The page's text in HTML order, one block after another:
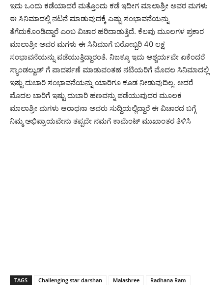
ಇದು ಒಂದು ಕಡೆಯಾದರೆ ಮತ್ತೊಂದು ಕಡೆ ಇದೀಗ ಮಾಲಾಶ್ರೀ ಅವರ ಮಗಳು
ಈ ಸಿನಿಮಾದಲ್ಲಿ ನಟನೆ ಮಾಡುವುದಕ್ಕೆ ಎಷ್ಟು ಸಂಭಾವನೆಯನ್ನು
ತೆಗೆದುಕೊಂಡಿದ್ದಾರೆ ಎಂಬ ವಿಚಾರ ಹರಿದಾಡುತ್ತಿದೆ. ಕೆಲವು ಮೂಲಗಳ ಪ್ರಕಾರ
ಮಾಲಾಶ್ರೀ ಅವರ ಮಗಳು ಈ ಸಿನಿಮಾಗೆ ಬರೋಬ್ಬರಿ 40 ಲಕ್ಷ
ಸಂಭಾವನೆಯನ್ನು ಪಡೆಯುತ್ತಿದ್ದಾರಂತೆ. ನಿಜಕ್ಕೂ ಇದು ಆಶ್ಚರ್ಯವೇ ಏಕೆಂದರೆ
ಸ್ಯಾಂಡಲ್ವುಡ್ ಗೆ ಪಾದರ್ಪಣೆ ಮಾಡುವಂತಹ ನಟಿಯರಿಗೆ ಮೊದಲ ಸಿನಿಮಾದಲ್ಲಿ
ಇಷ್ಟು ದುಬಾರಿ ಸಂಭಾವನೆಯನ್ನು ಯಾರಿಗೂ ಕೂಡ ನೀಡುವುದಿಲ್ಲ. ಆದರೆ
ಮೊದಲ ಬಾರಿಗೆ ಇಷ್ಟು ದುಬಾರಿ ಹಣವನ್ನು ಪಡೆಯುವುದರ ಮೂಲಕ
ಮಾಲಾಶ್ರೀ ಮಗಳು ಆರಾಧನಾ ಅವರು ಸುದ್ದಿಯಲ್ಲಿದ್ದಾರೆ ಈ ವಿಚಾರದ ಬಗ್ಗೆ
ನಿಮ್ಮ ಅಭಿಪ್ರಾಯವೇನು ತಪ್ಪದೇ ನಮಗೆ ಕಾಮೆಂಟ್ ಮುಖಾಂತರ ತಿಳಿಸಿ
TAGS Challenging star darshan Malashree Radhana Ram